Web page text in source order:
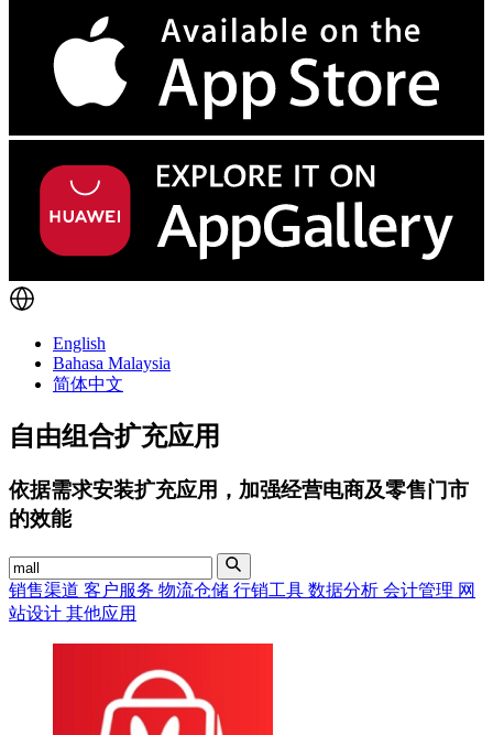
English
Bahasa Malaysia
简体中文
自由组合扩充应用
依据需求安装扩充应用，加强经营电商及零售门市
的效能
销售渠道 客户服务 物流仓储 行销工具 数据分析 会计管理 网
站设计 其他应用